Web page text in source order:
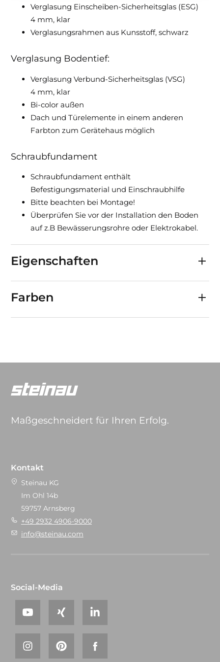
Verglasung Einscheiben-Sicherheitsglas (ESG)
4 mm, klar
Verglasungsrahmen aus Kunsstoff, schwarz
Verglasung Bodentief:
Verglasung Verbund-Sicherheitsglas (VSG)
4 mm, klar
Bi-color außen
Dach und Türelemente in einem anderen
Farbton zum Gerätehaus möglich
Schraubfundament
Schraubfundament enthält
Befestigungsmaterial und Einschraubhilfe
Bitte beachten bei Montage!
Überprüfen Sie vor der Installation den Boden
auf z.B Bewässerungsrohre oder Elektrokabel.
Eigenschaften
Farben
Maßgeschneidert für Ihren Erfolg.
Kontakt
Steinau KG
Im Ohl 14b
59757 Arnsberg
+49 2932 4906-9000
info@steinau.com
Social-Media